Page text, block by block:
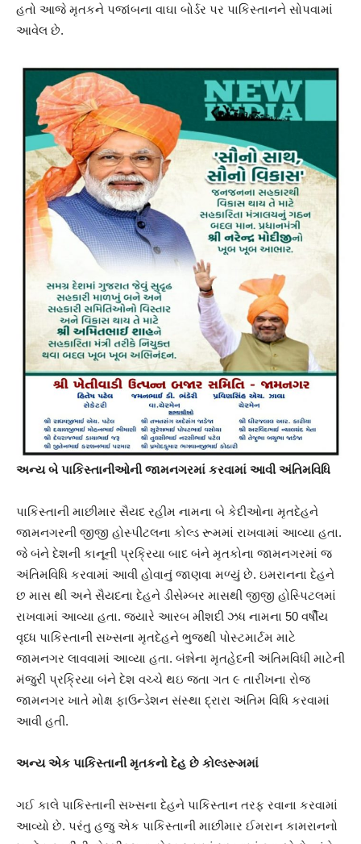
હતો આજે મૃતકને પજાંબના વાઘા બોર્ડર પર પાકિસ્તાનને સોપવામાં
આવેલ છે.
અન્ય બે પાકિસ્તાનીઓની જામનગરમાં કરવામાં આવી અંતિમવિધિ
પાકિસ્તાની માછીમાર સૈયદ રહીમ નામના બે કેદીઓના મૃતદેહને
જામનગરની જીજી હોસ્પીટલના કોલ્ડ રૂમમાં રાખવામાં આવ્યા હતા.
જે બંને દેશની કાનૂની પ્રક્રિયા બાદ બંને મૃતકોના જામનગરમાં જ
અંતિમવિધિ કરવામાં આવી હોવાનું જાણવા મળ્યું છે. ઇમરાનના દેહને
છ માસ થી અને સૈયદના દેહને ડીસેમ્બર માસથી જીજી હોસ્પિટલમાં
રાખવામાં આવ્યા હતા. જયારે આરબ મીશદી ઝધ નામના 50 વર્ષીય
વૃધ્ધ પાકિસ્તાની સખ્સના મૃતદેહને ભુજથી પોસ્ટમાર્ટમ માટે
જામનગર લાવવામાં આવ્યા હતા. બંન્નેના મૃતહેદની અંતિમવિધી માટેની
મંજુરી પ્રક્રિયા બંને દેશ વચ્ચે થઇ જતા ગત ૯ તારીખના રોજ
જામનગર ખાતે મોક્ષ ફાઉન્ડેશન સંસ્થા દ્રારા અંતિમ વિધિ કરવામાં
આવી હતી.
અન્ય એક પાકિસ્તાની મૃતકનો દેહ છે કોલ્ડરૂમમાં
ગઈ કાલે પાકિસ્તાની સખ્સના દેહને પાકિસ્તાન તરફ રવાના કરવામાં
આવ્યો છે. પરંતુ હજુ એક પાકિસ્તાની માછીમાર ઈમરાન કામરાનનો